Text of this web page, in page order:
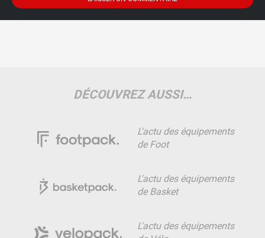
DÉCOUVREZ AUSSI…
L'actu des équipements
de Foot
L'actu des équipements
de Basket
L'actu des équipements